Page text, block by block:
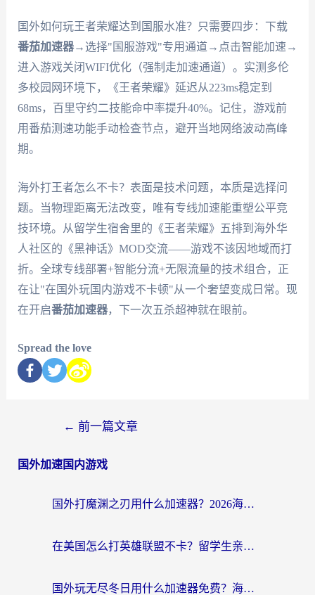
国外如何玩王者荣耀达到国服水准？只需要四步：下载
番茄加速器→选择"国服游戏"专用通道→点击智能加速→
进入游戏关闭WIFI优化（强制走加速通道）。实测多伦
多校园网环境下，《王者荣耀》延迟从223ms稳定到
68ms，百里守约二技能命中率提升40%。记住，游戏前
用番茄测速功能手动检查节点，避开当地网络波动高峰
期。
海外打王者怎么不卡？表面是技术问题，本质是选择问
题。当物理距离无法改变，唯有专线加速能重塑公平竞
技环境。从留学生宿舍里的《王者荣耀》五排到海外华
人社区的《黑神话》MOD交流——游戏不该因地域而打
折。全球专线部署+智能分流+无限流量的技术组合，正
在让"在国外玩国内游戏不卡顿"从一个奢望变成日常。现
在开启番茄加速器，下一次五杀超神就在眼前。
Spread the love
← 前一篇文章
国外加速国内游戏
国外打魔渊之刃用什么加速器？2026海外玩家国服游戏加速全攻略（附闪耀暖暖&复苏的魔女避坑指南）
在美国怎么打英雄联盟不卡？留学生亲测的国服游戏加速全攻略
国外玩无尽冬日用什么加速器免费？海外党国服游戏加速避坑指南